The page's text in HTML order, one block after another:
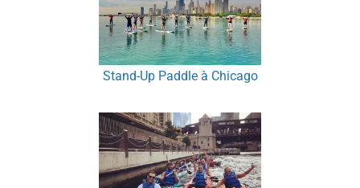
Stand-Up Paddle à Chicago